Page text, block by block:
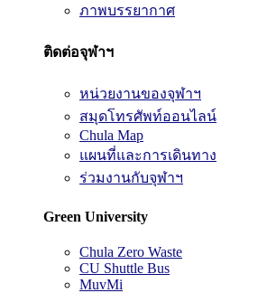
ภาพบรรยากาศ
ติดต่อจุฬาฯ
หน่วยงานของจุฬาฯ
สมุดโทรศัพท์ออนไลน์
Chula Map
แผนที่และการเดินทาง
ร่วมงานกับจุฬาฯ
Green University
Chula Zero Waste
CU Shuttle Bus
MuvMi